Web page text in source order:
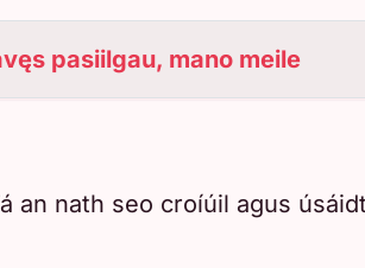
pasiilgau, mano meile
nath seo croíúil agus